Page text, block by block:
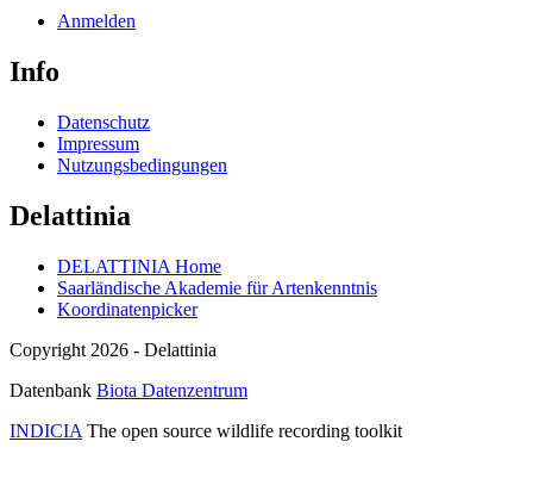
Anmelden
Info
Datenschutz
Impressum
Nutzungsbedingungen
Delattinia
DELATTINIA Home
Saarländische Akademie für Artenkenntnis
Koordinatenpicker
Copyright 2026 - Delattinia
Datenbank Biota Datenzentrum
INDICIA The open source wildlife recording toolkit